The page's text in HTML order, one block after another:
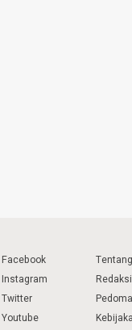
Facebook
Instagram
Twitter
Youtube
Redaksi